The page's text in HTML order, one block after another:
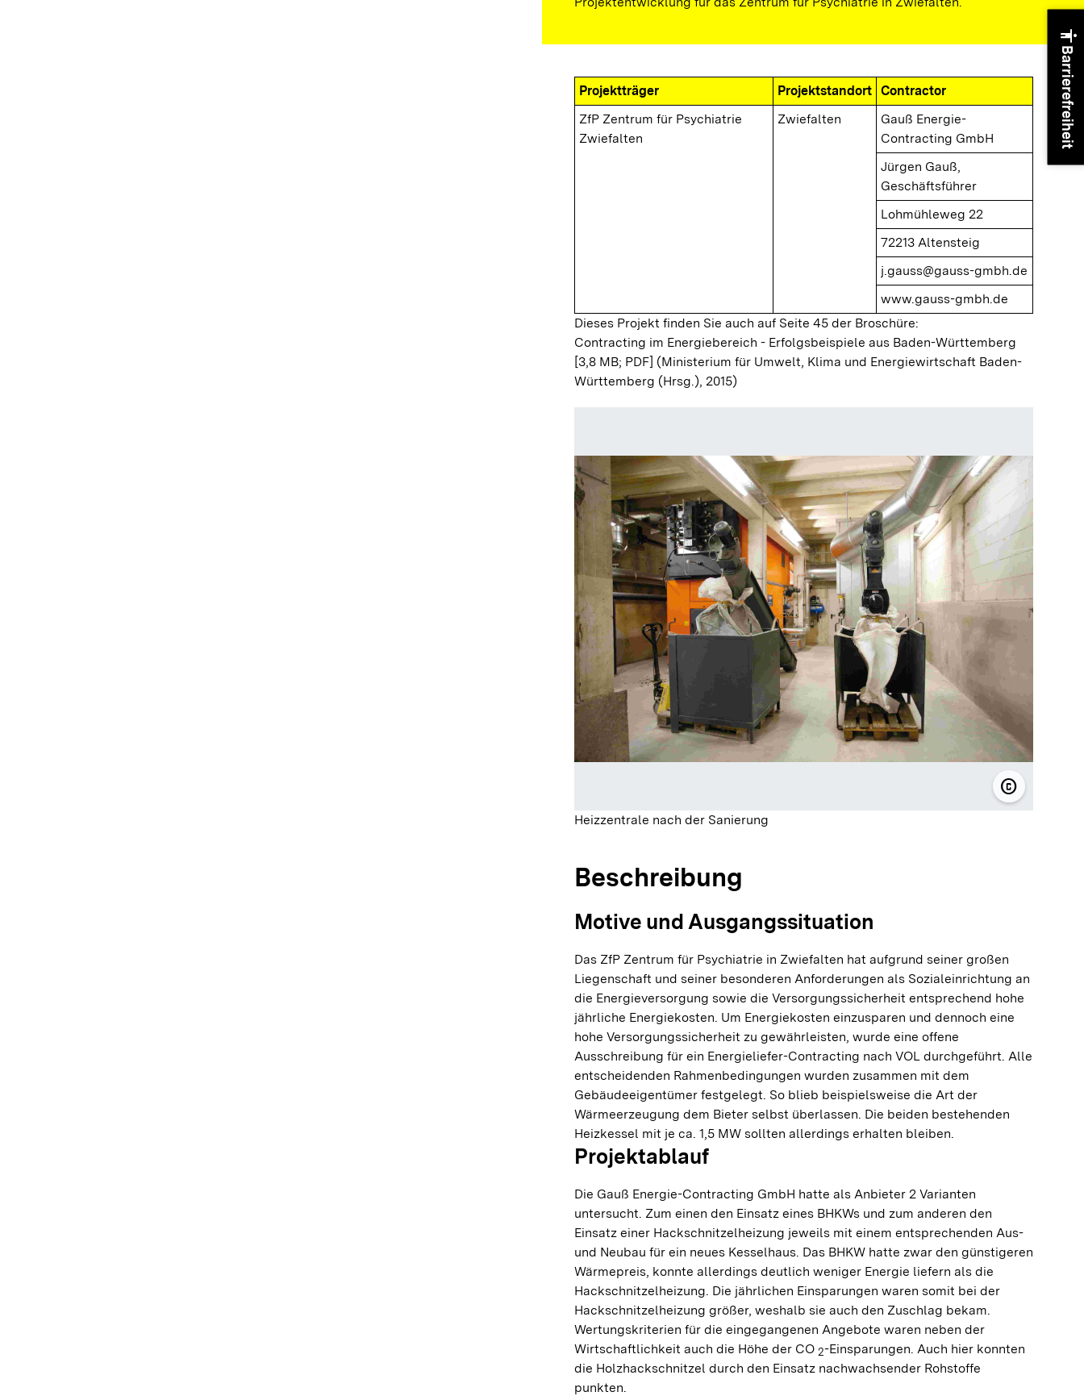
Projektträger Projektstandort Contractor
ZfP Zentrum für Psychiatrie
Zwiefalten
Zwiefalten
Gauß Energie-
Contracting GmbH
Jürgen Gauß,
Geschäftsführer
Lohmühleweg 22
72213 Altensteig
j.gauss@gauss-gmbh.de
www.gauss-gmbh.de
Dieses Projekt finden Sie auch auf Seite 45 der Broschüre:
Contracting im Energiebereich - Erfolgsbeispiele aus Baden-Württemberg
[3,8 MB; PDF] (Ministerium für Umwelt, Klima und Energiewirtschaft Baden-
Württemberg (Hrsg.), 2015)
copyright© ZfP
Heizzentrale nach der Sanierung
Beschreibung
Motive und Ausgangssituation
Das ZfP Zentrum für Psychiatrie in Zwiefalten hat aufgrund seiner großen
Liegenschaft und seiner besonderen Anforderungen als Sozialeinrichtung an
die Energieversorgung sowie die Versorgungssicherheit entsprechend hohe
jährliche Energiekosten. Um Energiekosten einzusparen und dennoch eine
hohe Versorgungssicherheit zu gewährleisten, wurde eine offene
Ausschreibung für ein Energieliefer-Contracting nach VOL durchgeführt. Alle
entscheidenden Rahmenbedingungen wurden zusammen mit dem
Gebäudeeigentümer festgelegt. So blieb beispielsweise die Art der
Wärmeerzeugung dem Bieter selbst überlassen. Die beiden bestehenden
Heizkessel mit je ca. 1,5 MW sollten allerdings erhalten bleiben.
Projektablauf
Die Gauß Energie-Contracting GmbH hatte als Anbieter 2 Varianten
untersucht. Zum einen den Einsatz eines BHKWs und zum anderen den
Einsatz einer Hackschnitzelheizung jeweils mit einem entsprechenden Aus-
und Neubau für ein neues Kesselhaus. Das BHKW hatte zwar den günstigeren
Wärmepreis, konnte allerdings deutlich weniger Energie liefern als die
Hackschnitzelheizung. Die jährlichen Einsparungen waren somit bei der
Hackschnitzelheizung größer, weshalb sie auch den Zuschlag bekam.
Wertungskriterien für die eingegangenen Angebote waren neben der
Wirtschaftlichkeit auch die Höhe der CO 2-Einsparungen. Auch hier konnten
die Holzhackschnitzel durch den Einsatz nachwachsender Rohstoffe
punkten.
accessibility
Barrierefreiheit